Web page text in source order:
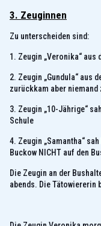
3. Zeuginnen
Zu unterscheiden sind:
1. Zeugin „Veronika“ aus
2. Zeugin „Gundula“ aus
zurückkam aber niemand
3. Zeugin „10-Jährige“
Schule
4. Zeugin „Samantha“
Buckow NICHT auf den
Die Zeugin an der
abends. Die Tätowiererin